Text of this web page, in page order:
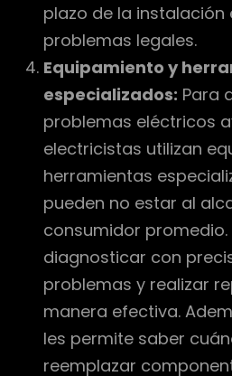
plazo de la
problemas legales.
Equipamiento y
especializados: Para
problemas eléctricos
electricistas utilizan
herramientas
pueden no estar al
consumidor
diagnosticar con
problemas y realizar
manera efectiva.
les permite saber
reemplazar